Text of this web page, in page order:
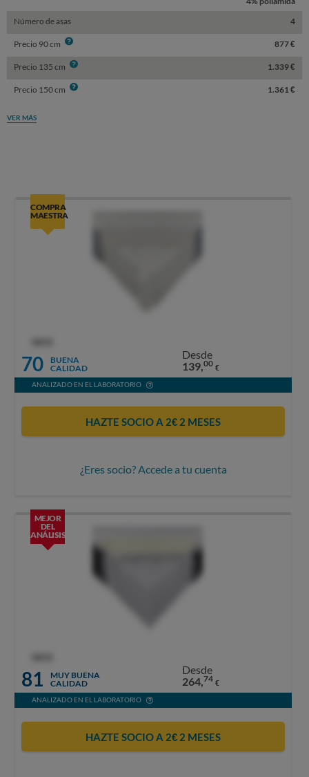
Número de asas
4
Precio 90 cm Info 877 €
Precio 135 cm Info 1.339 €
Precio 150 cm Info 1.361 €
VER MÁS
COMPRA
MAESTRA
70
BUENA
CALIDAD
Desde
139,00 €
ANALIZADO EN EL LABORATORIO
HAZTE SOCIO A 2€ 2 MESES
¿Eres socio? Accede a tu cuenta
MEJOR
DEL
ANÁLISIS
81
MUY BUENA
CALIDAD
Desde
264,74 €
ANALIZADO EN EL LABORATORIO
HAZTE SOCIO A 2€ 2 MESES